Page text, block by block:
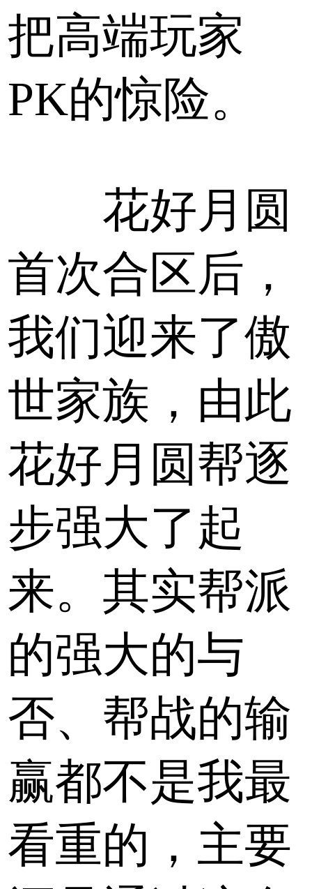
把高端玩家
PK的惊险。
花好月圆
首次合区后，
我们迎来了傲
世家族，由此
花好月圆帮逐
步强大了起
来。其实帮派
的强大的与
否、帮战的输
赢都不是我最
看重的，主要